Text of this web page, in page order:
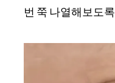
번 쭉 나열해보도